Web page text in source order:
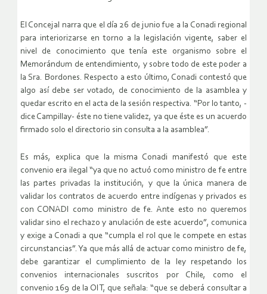
El Concejal narra que el día 26 de junio fue a la Conadi regional
para interiorizarse en torno a la legislación vigente, saber el
nivel de conocimiento que tenía este organismo sobre el
Memorándum de entendimiento, y sobre todo de este poder a
la Sra. Bordones. Respecto a esto último, Conadi contestó que
algo así debe ser votado, de conocimiento de la asamblea y
quedar escrito en el acta de la sesión respectiva. “Por lo tanto, -
dice Campillay- éste no tiene validez, ya que éste es un acuerdo
firmado solo el directorio sin consulta a la asamblea”.
Es más, explica que la misma Conadi manifestó que este
convenio era ilegal “ya que no actuó como ministro de fe entre
las partes privadas la institución, y que la única manera de
validar los contratos de acuerdo entre indígenas y privados es
con CONADI como ministro de fe. Ante esto no queremos
validar sino el rechazo y anulación de este acuerdo”, comunica
y exige a Conadi a que “cumpla el rol que le compete en estas
circunstancias”. Ya que más allá de actuar como ministro de fe,
debe garantizar el cumplimiento de la ley respetando los
convenios internacionales suscritos por Chile, como el
convenio 169 de la OIT, que señala: “que se deberá consultar a